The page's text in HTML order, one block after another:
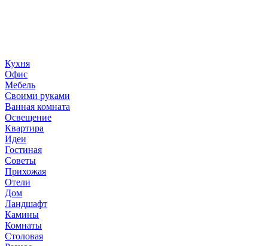
Кухня
Офис
Мебель
Своими руками
Ванная комната
Освещение
Квартира
Идеи
Гостиная
Советы
Прихожая
Отели
Дом
Ландшафт
Камины
Комнаты
Столовая